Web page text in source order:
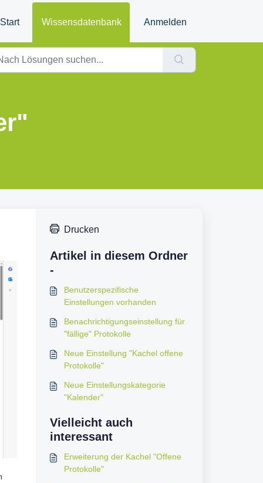
Start Wissensdatenbank Anmelden
Drucken
Artikel in diesem Ordner
-
Benutzerspezifische
Einstellungen vorhanden
Benachrichtigungseinstellung für
"fällige" Protokolle
Neue Einstellung "Kachel offene
Protokolle"
Neue Einstellungskategorie
"Kalender"
Vielleicht auch
interessant
Erweiterung der Kachel "Offene
Protokolle"